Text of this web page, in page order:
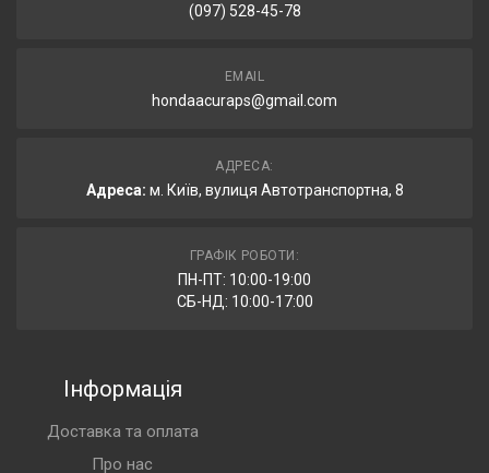
(097) 528-45-78
EMAIL
hondaacuraps@gmail.com
АДРЕСА:
Адреса: м. Київ, вулиця Автотранспортна, 8
ГРАФІК РОБОТИ:
ПН-ПТ: 10:00-19:00
СБ-НД: 10:00-17:00
Інформація
Доставка та оплата
Про нас